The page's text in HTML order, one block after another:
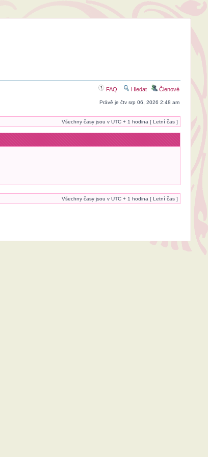
FAQ Hledat Členové
Právě je čtv srp 06, 2026 2:48 am
Všechny časy jsou v UTC + 1 hodina [ Letní čas ]
Všechny časy jsou v UTC + 1 hodina [ Letní čas ]